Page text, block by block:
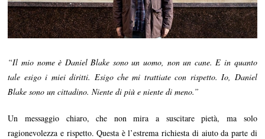
“Il mio nome è Daniel Blake sono un uomo, non un cane. E in quanto
tale esigo i miei diritti. Esigo che mi trattiate con rispetto. Io, Daniel
Blake sono un cittadino. Niente di più e niente di meno.”
Un messaggio chiaro, che non mira a suscitare pietà, ma solo
ragionevolezza e rispetto. Questa è l’estrema richiesta di aiuto da parte di